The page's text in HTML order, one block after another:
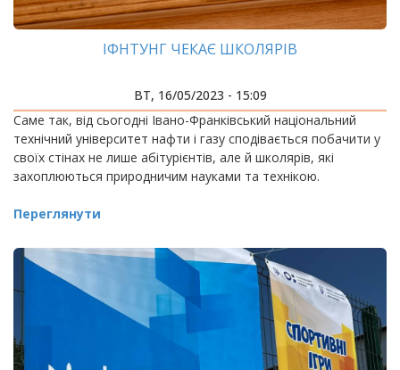
ІФНТУНГ ЧЕКАЄ ШКОЛЯРІВ
ВТ, 16/05/2023 - 15:09
Саме так, від сьогодні Івано-Франківський національний
технічний університет нафти і газу сподівається побачити у
своїх стінах не лише абітурієнтів, але й школярів, які
захоплюються природничим науками та технікою.
Переглянути